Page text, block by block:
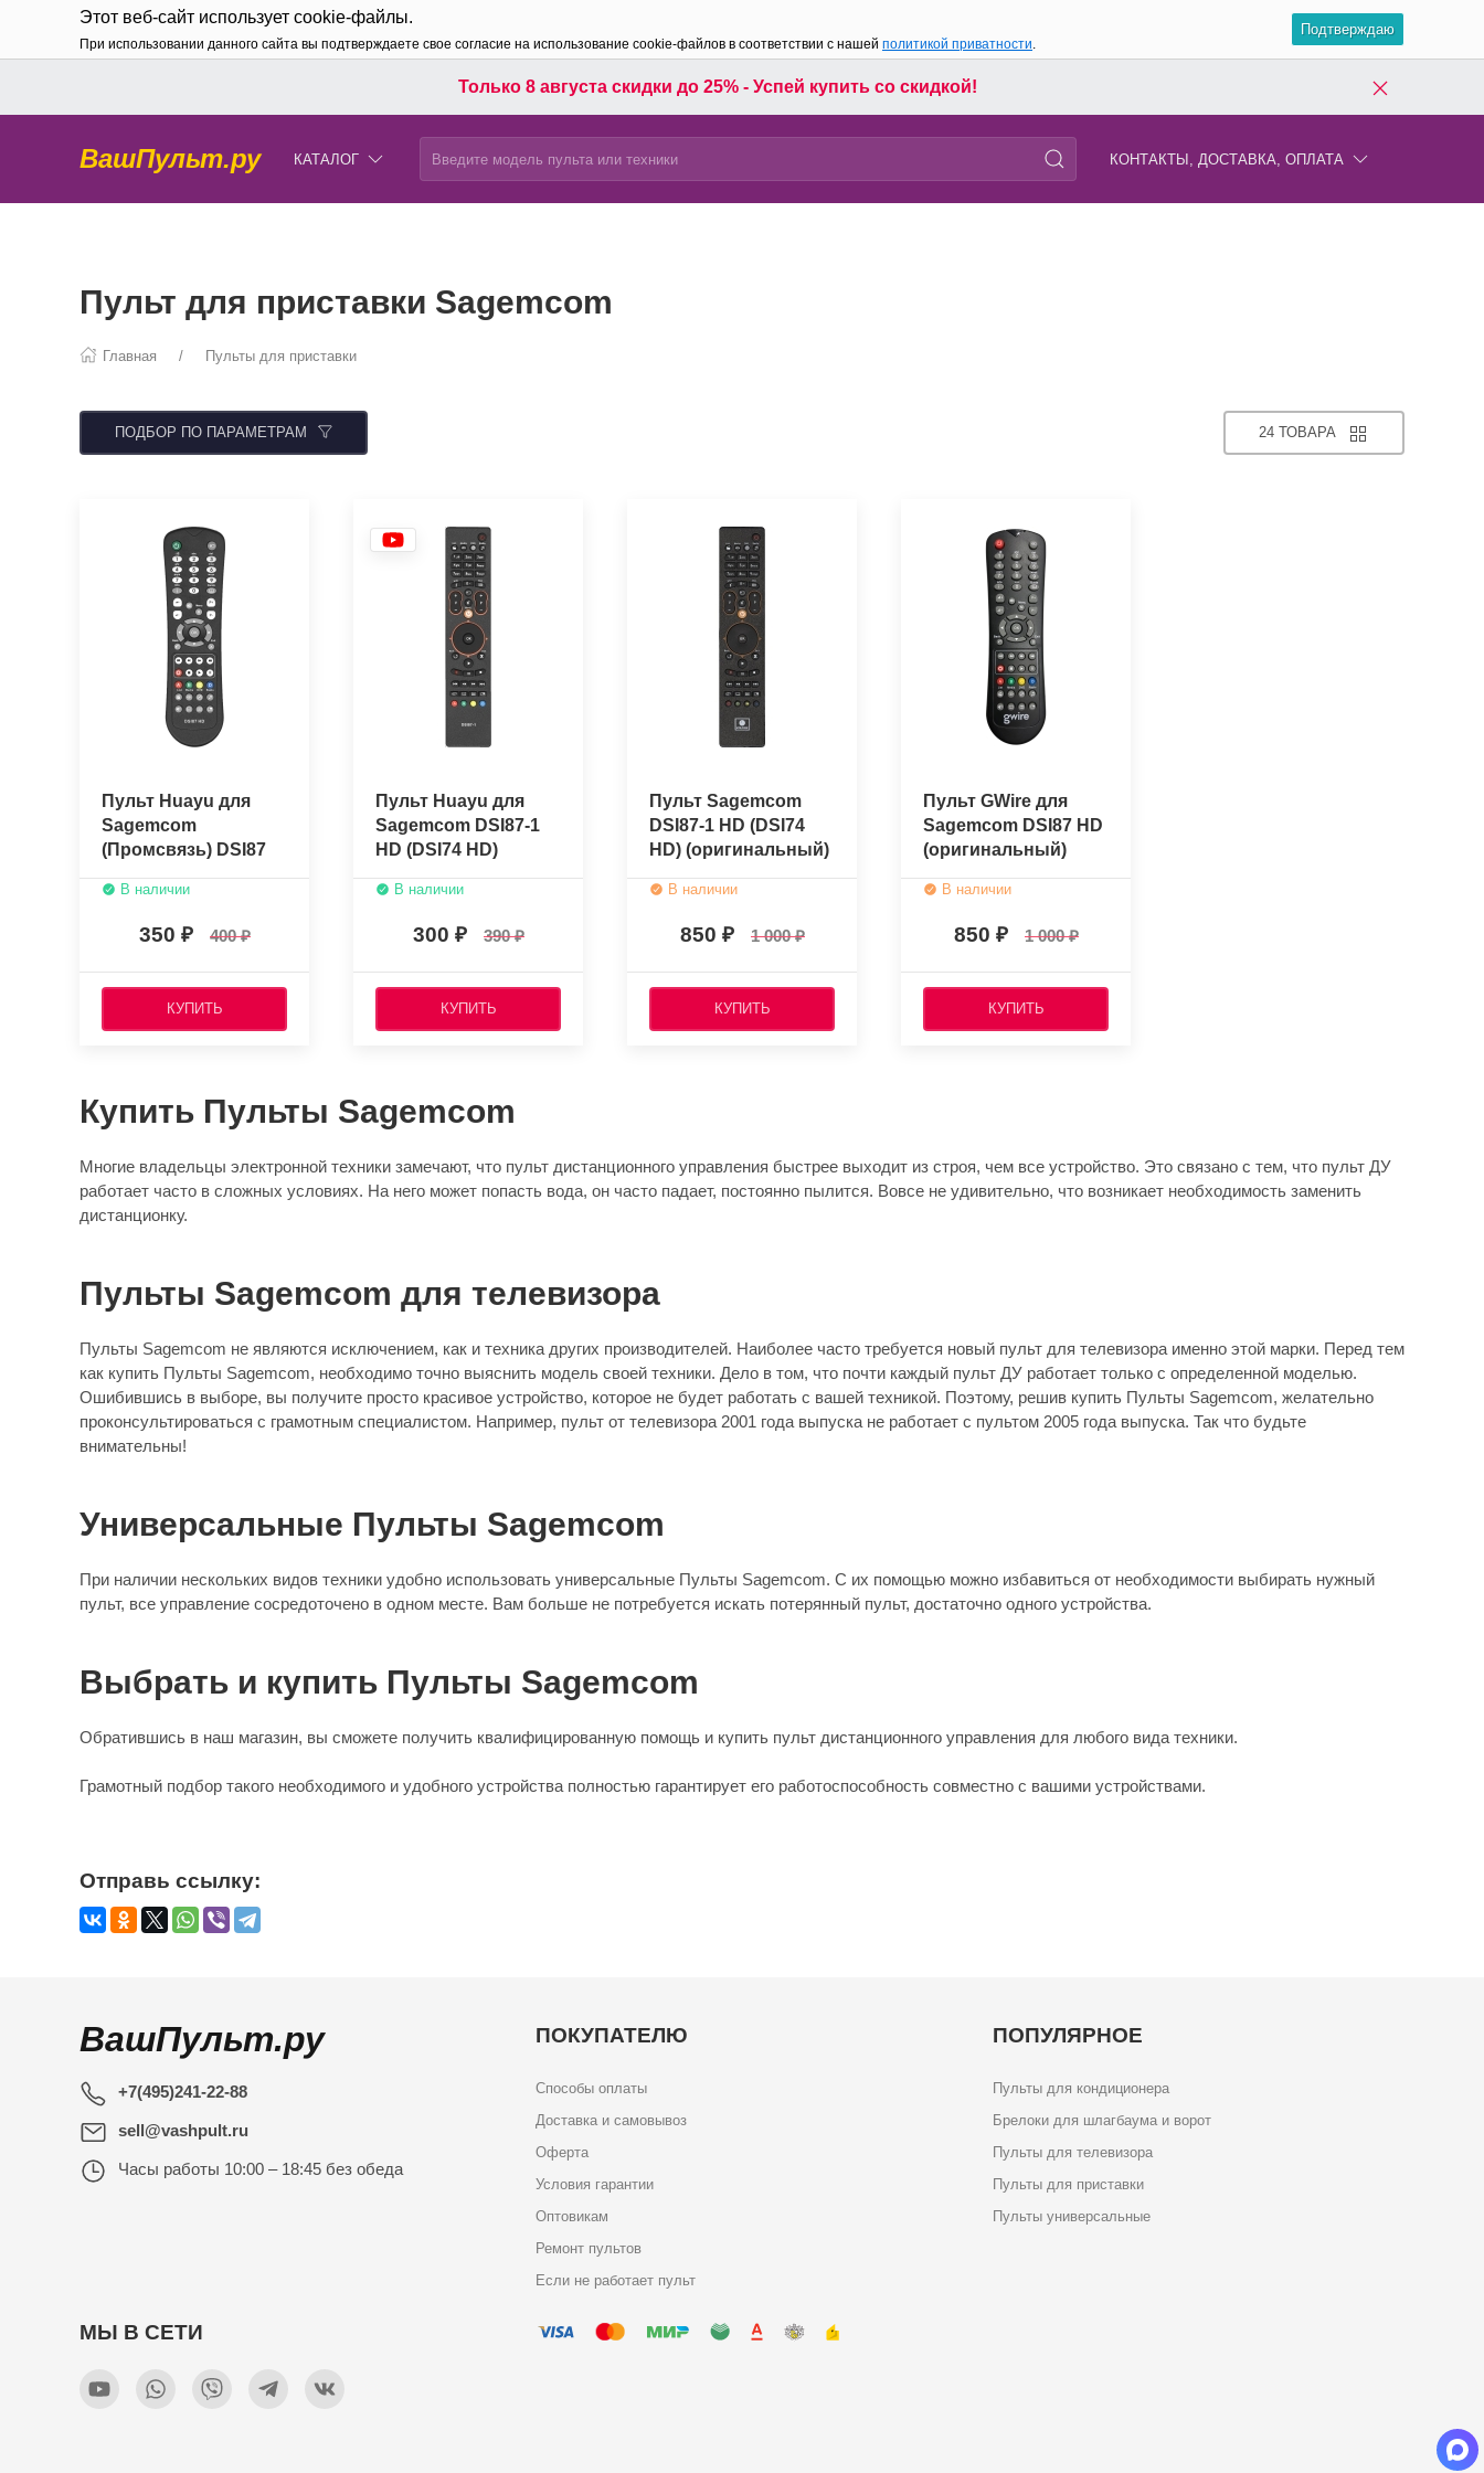
Этот веб-сайт использует cookie-файлы.
При использовании данного сайта вы подтверждаете свое согласие на использование cookie-файлов в соответствии с нашей политикой приватности.
Подтверждаю
Только 8 августа скидки до 25% - Успей купить со скидкой!
ВашПульт.ру КАТАЛОГ КОНТАКТЫ, ДОСТАВКА, ОПЛАТА
Пульт для приставки Sagemcom
Главная Пульты для приставки
ПОДБОР ПО ПАРАМЕТРАМ 24 ТОВАРА
Пульт Huayu для
Sagemcom
(Промсвязь) DSI87
HD
В наличии
350 400
КУПИТЬ
Пульт Huayu для
Sagemcom DSI87-1
HD (DSI74 HD)
В наличии
300 390
КУПИТЬ
Пульт Sagemcom
DSI87-1 HD (DSI74
HD) (оригинальный)
В наличии
850 1 000
КУПИТЬ
Пульт GWire для
Sagemcom DSI87 HD
(оригинальный)
В наличии
850 1 000
КУПИТЬ
Купить Пульты Sagemcom
Многие владельцы электронной техники замечают, что пульт дистанционного управления быстрее выходит из строя, чем все устройство. Это связано с тем, что пульт ДУ
работает часто в сложных условиях. На него может попасть вода, он часто падает, постоянно пылится. Вовсе не удивительно, что возникает необходимость заменить
дистанционку.
Пульты Sagemcom для телевизора
Пульты Sagemcom не являются исключением, как и техника других производителей. Наиболее часто требуется новый пульт для телевизора именно этой марки. Перед тем
как купить Пульты Sagemcom, необходимо точно выяснить модель своей техники. Дело в том, что почти каждый пульт ДУ работает только с определенной моделью.
Ошибившись в выборе, вы получите просто красивое устройство, которое не будет работать с вашей техникой. Поэтому, решив купить Пульты Sagemcom, желательно
проконсультироваться с грамотным специалистом. Например, пульт от телевизора 2001 года выпуска не работает с пультом 2005 года выпуска. Так что будьте
внимательны!
Универсальные Пульты Sagemcom
При наличии нескольких видов техники удобно использовать универсальные Пульты Sagemcom. С их помощью можно избавиться от необходимости выбирать нужный
пульт, все управление сосредоточено в одном месте. Вам больше не потребуется искать потерянный пульт, достаточно одного устройства.
Выбрать и купить Пульты Sagemcom
Обратившись в наш магазин, вы сможете получить квалифицированную помощь и купить пульт дистанционного управления для любого вида техники.
Грамотный подбор такого необходимого и удобного устройства полностью гарантирует его работоспособность совместно с вашими устройствами.
Отправь ссылку:
ВашПульт.ру
+7(495)241-22-88
sell@vashpult.ru
Часы работы 10:00 – 18:45 без обеда
ПОКУПАТЕЛЮ
Способы оплаты
Доставка и самовывоз
Оферта
Условия гарантии
Оптовикам
Ремонт пультов
Если не работает пульт
ПОПУЛЯРНОЕ
Пульты для кондиционера
Брелоки для шлагбаума и ворот
Пульты для телевизора
Пульты для приставки
Пульты универсальные
МЫ В СЕТИ